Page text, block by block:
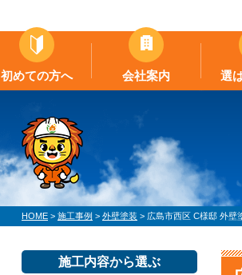
初めての方へ 会社案内 選
HOME > 施工事例 > 外壁塗装 > 広島市西区 C様邸 外壁
施工内容から選ぶ